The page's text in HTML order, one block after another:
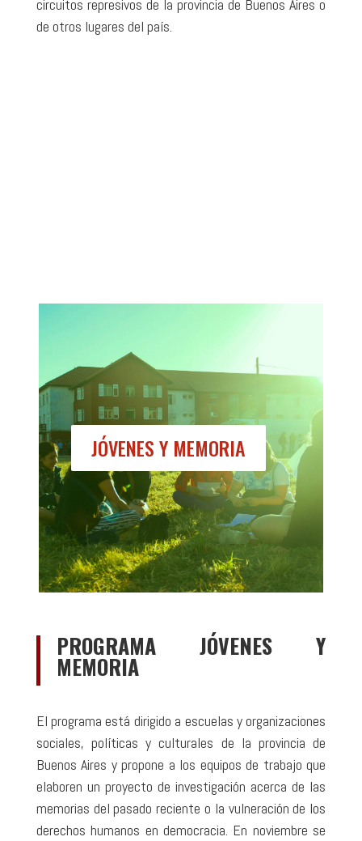
circuitos represivos de la provincia de Buenos Aires o
de otros lugares del país.
JÓVENES Y MEMORIA
PROGRAMA JÓVENES Y
MEMORIA
El programa está dirigido a escuelas y organizaciones
sociales, políticas y culturales de la provincia de
Buenos Aires y propone a los equipos de trabajo que
elaboren un proyecto de investigación acerca de las
memorias del pasado reciente o la vulneración de los
derechos humanos en democracia. En noviembre se